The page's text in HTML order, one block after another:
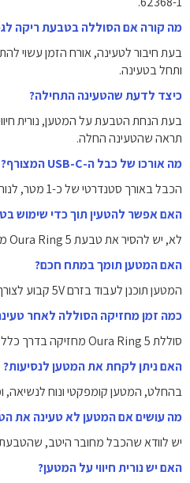
מה קורה אם הסוללה בטבעת ריקה
בעת חיבור לטעינה, אורח הזמן עשוי
ותחל בטעינה.
כיצד לדעת שהטעינה התחילה?
בעת הנחת הטבעת על המטען, נורית
תראה שהטעינה החלה.
מה אורכו של כבל ה-USB-C המצורף?
הכבל באורך סטנדרטי של כ-1 מטר, לנוחות שימוש מרבית.
האם אפשר להטעין תוך כדי שימוש
לא, יש להסיר את טבעת Oura Ring 5 מהאצבע לפני טעינה.
האם המטען תומך במתח חכם?
המטען תוכנן לעבוד בזרם 5V קבוע לצורך טעינה יציבה ובטוחה.
כמה זמן מחזיקה הסוללה לאחר
סוללת Oura Ring 5 מחזיקה בדרך כלל בין 4 ל-7 ימים, בהתאם לשימוש.
האם ניתן לקחת את המטען לנסיעות?
בהחלט, המטען קומפקטי ונוח לנשיאה,
מה עושים אם המטען לא טעינה את
יש לוודא שהכבל מחובר היטב, שהטבעת
האם יש נורית חיווי על המטען?